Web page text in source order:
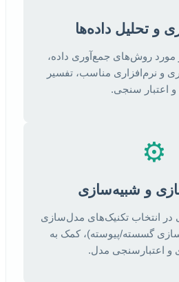
مورد روش‌های جمع‌آوری داده،
و نرم‌افزاری مناسب، تفسیر
و اعتبار سنجی.
⚙️
در انتخاب تکنیک‌های مدل‌سازی
گسسته/پیوسته)، کمک به
و اعتبارسنجی مدل.